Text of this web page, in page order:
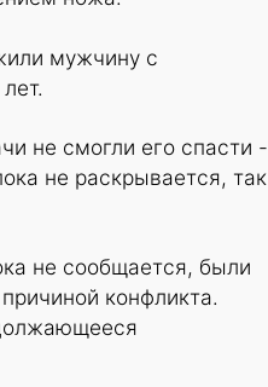
мужчину с
не смогли его спасти -
не раскрывается, так
не сообщается, были
конфликта.